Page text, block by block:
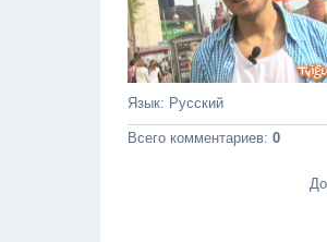
Язык: Русский
Всего комментариев: 0